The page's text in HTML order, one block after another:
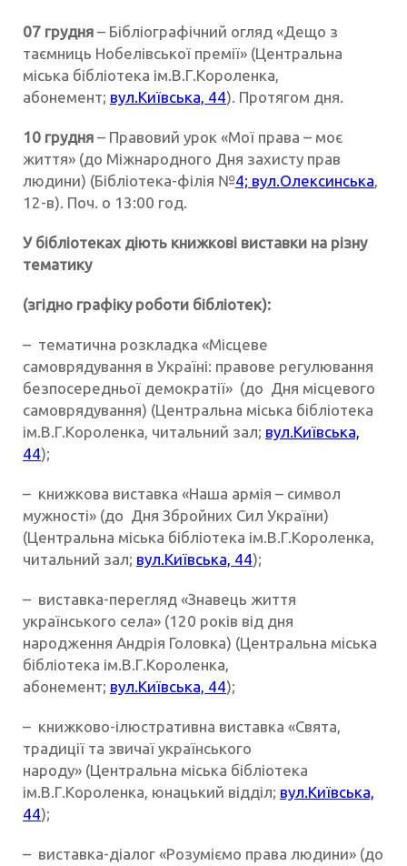
07 грудня – Бібліографічний огляд «Дещо з
таємниць Нобелівської премії» (Центральна
міська бібліотека ім.В.Г.Короленка,
абонемент; вул.Київська, 44). Протягом дня.
10 грудня – Правовий урок «Мої права – моє
життя» (до Міжнародного Дня захисту прав
людини) (Бібліотека-філія №4; вул.Олексинська,
12-в). Поч. о 13:00 год.
У бібліотеках діють книжкові виставки на різну
тематику
(згідно графіку роботи бібліотек):
– тематична розкладка «Місцеве
самоврядування в Україні: правове регулювання
безпосередньої демократії» (до Дня місцевого
самоврядування) (Центральна міська бібліотека
ім.В.Г.Короленка, читальний зал; вул.Київська,
44);
– книжкова виставка «Наша армія – символ
мужності» (до Дня Збройних Сил України)
(Центральна міська бібліотека ім.В.Г.Короленка,
читальний зал; вул.Київська, 44);
– виставка-перегляд «Знавець життя
українського села» (120 років від дня
народження Андрія Головка) (Центральна міська
бібліотека ім.В.Г.Короленка,
абонемент; вул.Київська, 44);
– книжково-ілюстративна виставка «Свята,
традиції та звичаї українського
народу» (Центральна міська бібліотека
ім.В.Г.Короленка, юнацький відділ; вул.Київська,
44);
– виставка-діалог «Розуміємо права людини» (до